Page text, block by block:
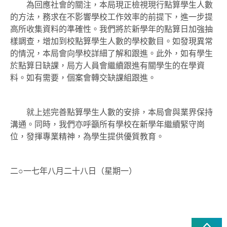
為回應社會的關注，本局現正檢視現行點算學生人數
的方法，務求在不影響學校工作效率的前提下，進一步提
高所收集資料的準確性。我們將於新學年的點算日加強抽
樣調查，增加到校點算學生人數的學校數目。如發現異常
的情況，本局會向學校詳細了解和跟進。此外，如有學生
於點算日缺課，局方人員會繼續跟進有關學生的在學資
料。如有需要，個案會轉交缺課組跟進。
就上述完善點算學生人數的安排，本局會與業界保持
溝通。同時，我們亦呼籲所有學校在新學年繼續緊守崗
位，發揮專業精神，為學生提供優質教育。
二○一七年八月二十八日（星期一）